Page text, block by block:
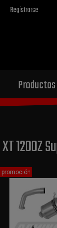
Registrarse
Productos
XT 1200Z
promoción